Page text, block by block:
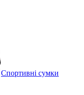
Спортивні сумки